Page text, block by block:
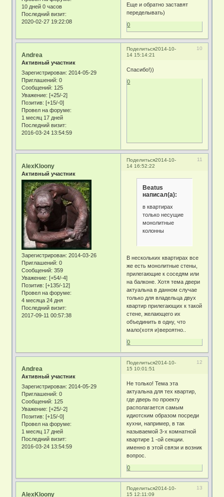
10 дней 0 часов
Последний визит:
2020-02-27 19:22:08
Еще и обратно заставят
переделывать)
0
Поделиться 10
2014-10-
14 15:14:21
Andrea
Активный участник
Зарегистрирован: 2014-05-29
Приглашений: 0
Сообщений: 125
Уважение: [+25/-2]
Позитив: [+15/-0]
Провел на форуме:
1 месяц 17 дней
Последний визит:
2016-03-24 13:54:59
Спасибо!))
0
Поделиться 11
2014-10-
14 16:52:22
AlexKloony
Активный участник
Зарегистрирован: 2014-03-26
Приглашений: 0
Сообщений: 359
Уважение: [+54/-4]
Позитив: [+135/-12]
Провел на форуме:
4 месяца 24 дня
Последний визит:
2017-09-11 00:57:38
Beatus
написал(а):
в квартирах
только несущие
монолитные
колонны
В нескольких квартирах все
же есть монолитные стены,
прилегающие к соседям или
на балконе. Хотя тема двери
актуальна в данном случае
только для владельца двух
квартир прилегающих к такой
стене, желающего их
объединить в одну, что
мало(хотя и)вероятно..
0
Поделиться 12
2014-10-
15 10:01:51
Andrea
Активный участник
Зарегистрирован: 2014-05-29
Приглашений: 0
Сообщений: 125
Уважение: [+25/-2]
Позитив: [+15/-0]
Провел на форуме:
1 месяц 17 дней
Последний визит:
2016-03-24 13:54:59
Не только! Тема эта
актуальна для тех квартир,
где дверь по проекту
располагается самым
идиотским образом посреди
кухни, например, в так
называемой 3-х комнатной
квартире 1 -ой секции.
именно в этой связи и возник
вопрос.
0
Поделиться 13
2014-10-
15 12:11:09
AlexKloony